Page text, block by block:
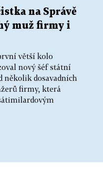
na Správě
muž firmy i
větší kolo
nový šéf státní
několik dosavadních
firmy, která